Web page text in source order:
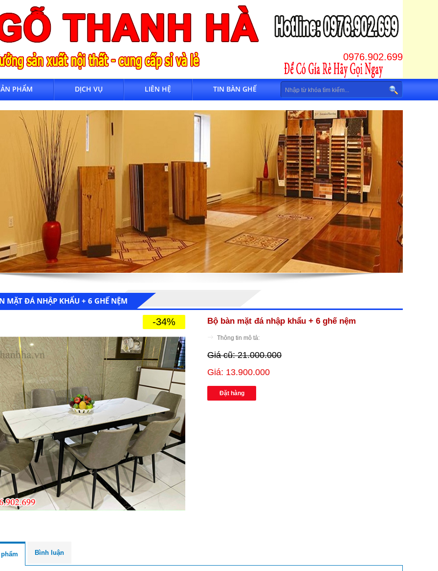
0976.902.699
PHẨM DỊCH VỤ LIÊN HỆ TIN BÀN GHẾ
MẶT ĐÁ NHẬP KHẨU + 6 GHẾ NỆM
-34% Bộ bàn mặt đá nhập khẩu + 6 ghế nệm
Thông tin mô tả:
Giá cũ: 21.000.000
Giá: 13.900.000
Đặt hàng
Bình luận